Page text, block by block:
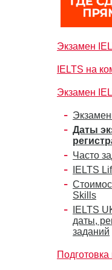
Экзамен
IELTS на
Экзамен
Даты
Часто
IELTS
Skills
IELTS
даты,
заданий
Подготовка